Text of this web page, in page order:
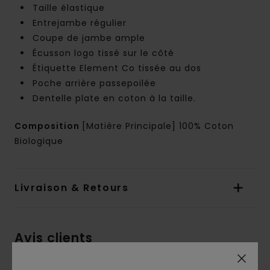
Taille élastique
Entrejambe régulier
Coupe de jambe ample
Écusson logo tissé sur le côté
Étiquette Element Co tissée au dos
Poche arrière passepoilée
Dentelle plate en coton à la taille.
Composition
[Matière Principale] 100% Coton
Biologique
Livraison & Retours
Avis clients